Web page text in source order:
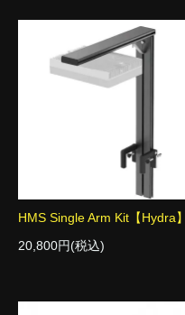
HMS Single Arm Kit【Hydra】
20,800円(税込)